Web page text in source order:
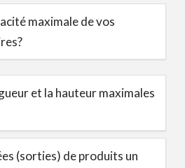
maximale de vos
et la hauteur maximales
(sorties) de produits un